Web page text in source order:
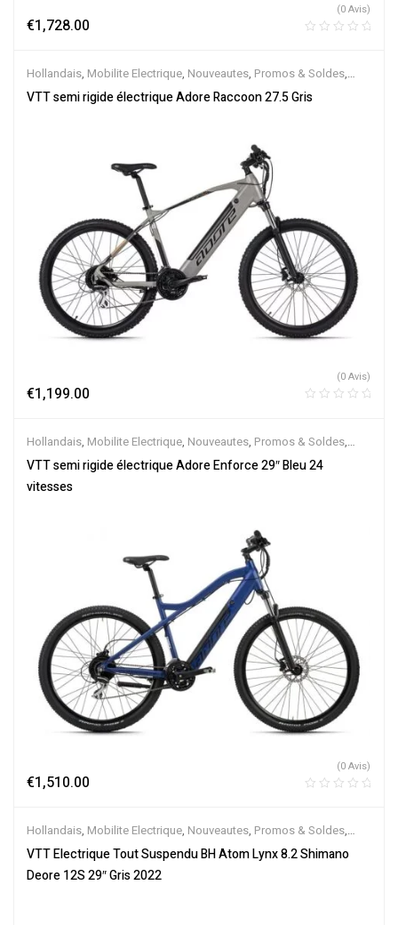
€1,728.00
(0 Avis)
Hollandais, Mobilite Electrique, Nouveautes, Promos & Soldes,
Semi-Rigides,Vélo électrique ville,Velos Electriques,VTT
VTT semi rigide électrique Adore Raccoon 27.5 Gris
€1,199.00
(0 Avis)
Hollandais, Mobilite Electrique, Nouveautes, Promos & Soldes,
Semi-Rigides,Vélo électrique ville,Velos Electriques,VTT
Électriques
VTT semi rigide électrique Adore Enforce 29″ Bleu 24
vitesses
€1,510.00
(0 Avis)
Hollandais, Mobilite Electrique, Nouveautes, Promos & Soldes,
Tout-Suspendus,Vélo électrique ville,Velos Electriques,VTT
Électriques
VTT Electrique Tout Suspendu BH Atom Lynx 8.2 Shimano
Deore 12S 29″ Gris 2022